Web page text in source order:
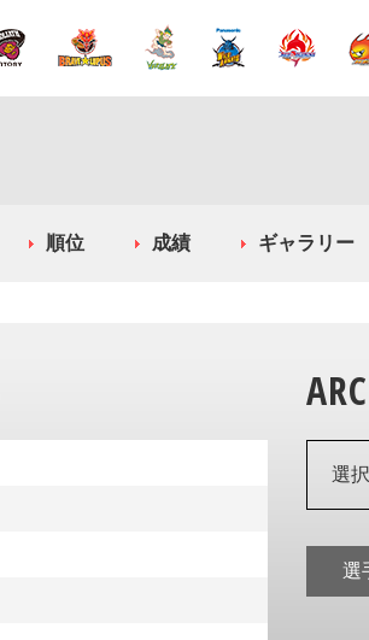
順位 成績 ギャラリー
選
選